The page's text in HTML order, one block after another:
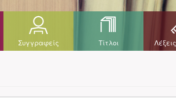
Συγγραφείς Τίτλοι